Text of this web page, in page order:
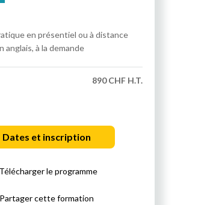
en présentiel ou à distance
anglais, à la demande
890 CHF H.T.
Dates et inscription
Télécharger le programme
Partager cette formation